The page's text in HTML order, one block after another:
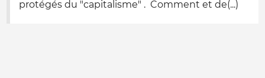
protégés du "capitalisme" . Comment et de(...)